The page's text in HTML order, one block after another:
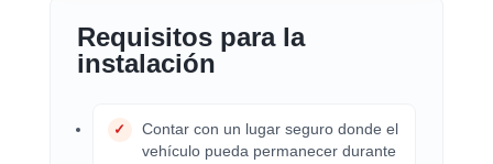
Requisitos para la
instalación
Contar con un lugar seguro donde el
vehículo pueda permanecer durante